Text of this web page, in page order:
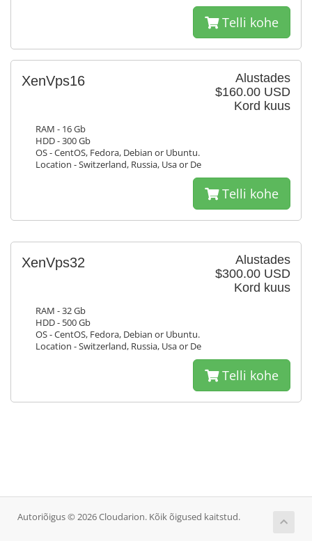
Telli kohe
Alustades
$160.00 USD
Kord kuus
XenVps16
RAM - 16 Gb
HDD - 300 Gb
OS - CentOS, Fedora, Debian or Ubuntu.
Location - Switzerland, Russia, Usa or De
Telli kohe
Alustades
$300.00 USD
Kord kuus
XenVps32
RAM - 32 Gb
HDD - 500 Gb
OS - CentOS, Fedora, Debian or Ubuntu.
Location - Switzerland, Russia, Usa or De
Telli kohe
Autoriõigus © 2026 Cloudarion. Kõik õigused kaitstud.